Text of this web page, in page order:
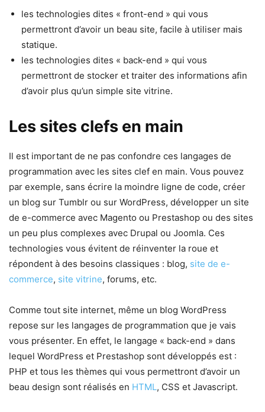
les technologies dites « front-end » qui vous
permettront d’avoir un beau site, facile à utiliser mais
statique.
les technologies dites « back-end » qui vous
permettront de stocker et traiter des informations afin
d’avoir plus qu’un simple site vitrine.
Les sites clefs en main
Il est important de ne pas confondre ces langages de
programmation avec les sites clef en main. Vous pouvez
par exemple, sans écrire la moindre ligne de code, créer
un blog sur Tumblr ou sur WordPress, développer un site
de e-commerce avec Magento ou Prestashop ou des sites
un peu plus complexes avec Drupal ou Joomla. Ces
technologies vous évitent de réinventer la roue et
répondent à des besoins classiques : blog, site de e-
commerce, site vitrine, forums, etc.
Comme tout site internet, même un blog WordPress
repose sur les langages de programmation que je vais
vous présenter. En effet, le langage « back-end » dans
lequel WordPress et Prestashop sont développés est :
PHP et tous les thèmes qui vous permettront d’avoir un
beau design sont réalisés en HTML, CSS et Javascript.